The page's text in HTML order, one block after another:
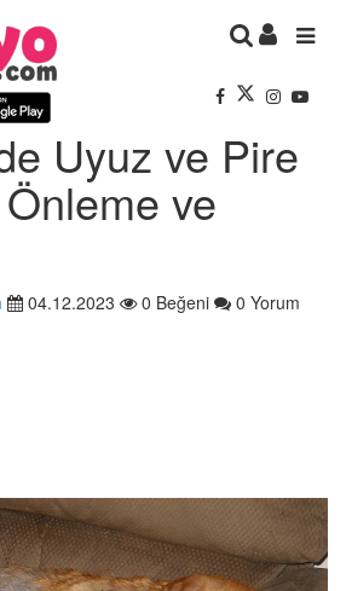
Uyuz ve Pire
ve
04.12.2023 0 Beğeni 0 Yorum